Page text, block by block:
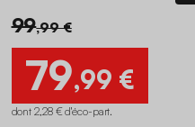
99,99 €
79,99 €
dont 2,28 € d'éco-part.